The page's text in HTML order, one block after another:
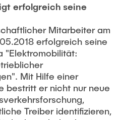
erfolgreich seine
Mitarbeiter am
erfolgreich seine
"Elektromobilität:
Mit Hilfe einer
bestritt er nicht nur neue
Treiber identifizieren,